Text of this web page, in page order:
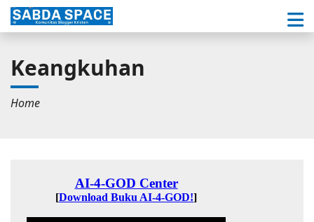
Keangkuhan
Home